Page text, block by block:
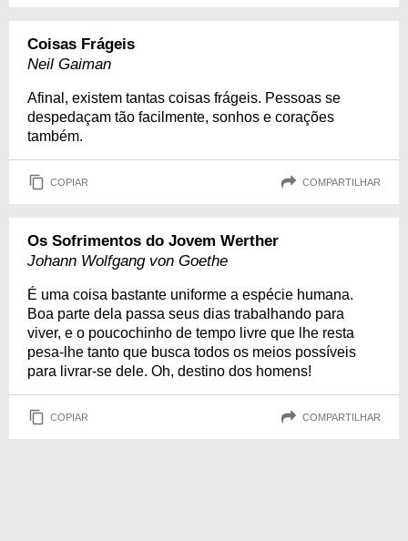
Coisas Frágeis
Neil Gaiman
Afinal, existem tantas coisas frágeis. Pessoas se
despedaçam tão facilmente, sonhos e corações
também.
COPIAR COMPARTILHAR
Os Sofrimentos do Jovem Werther
Johann Wolfgang von Goethe
É uma coisa bastante uniforme a espécie humana.
Boa parte dela passa seus dias trabalhando para
viver, e o poucochinho de tempo livre que lhe resta
pesa-lhe tanto que busca todos os meios possíveis
para livrar-se dele. Oh, destino dos homens!
COPIAR COMPARTILHAR